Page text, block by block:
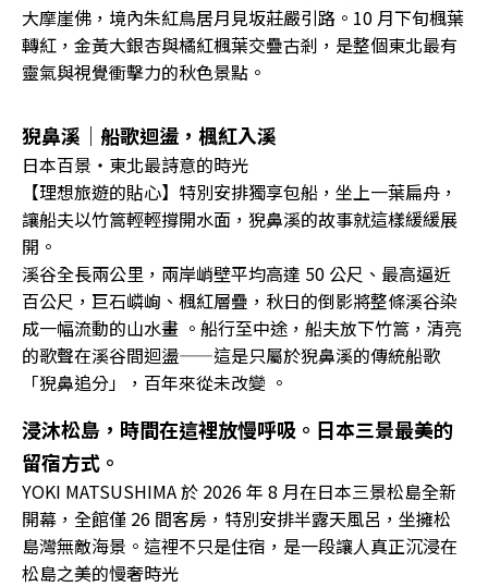
大摩崖佛，境內朱紅鳥居月見坂莊嚴引路。10 月下旬楓葉
轉紅，金黃大銀杏與橘紅楓葉交疊古剎，是整個東北最有
靈氣與視覺衝擊力的秋色景點。
猊鼻溪｜船歌迴盪，楓紅入溪
日本百景・東北最詩意的時光
【理想旅遊的貼心】特別安排獨享包船，坐上一葉扁舟，
讓船夫以竹篙輕輕撐開水面，猊鼻溪的故事就這樣緩緩展
開。
溪谷全長兩公里，兩岸峭壁平均高達 50 公尺、最高逼近
百公尺，巨石嶙峋、楓紅層疊，秋日的倒影將整條溪谷染
成一幅流動的山水畫 。船行至中途，船夫放下竹篙，清亮
的歌聲在溪谷間迴盪——這是只屬於猊鼻溪的傳統船歌
「猊鼻追分」，百年來從未改變 。
浸沐松島，時間在這裡放慢呼吸。 日本三景最美的
留宿方式。
YOKI MATSUSHIMA 於 2026 年 8 月在日本三景松島全新
開幕，全館僅 26 間客房，特別安排半露天風呂，坐擁松
島灣無敵海景。這裡不只是住宿，是一段讓人真正沉浸在
松島之美的慢奢時光